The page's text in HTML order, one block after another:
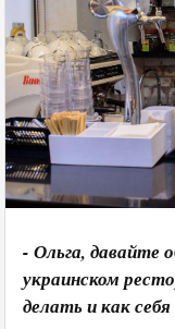
- Ольга, давайте
украинском
делать и как